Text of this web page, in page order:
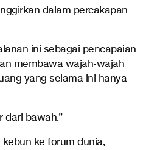
dalam percakapan
ini sebagai pencapaian
membawa wajah-wajah
yang selama ini hanya
dari bawah.”
ke forum dunia,